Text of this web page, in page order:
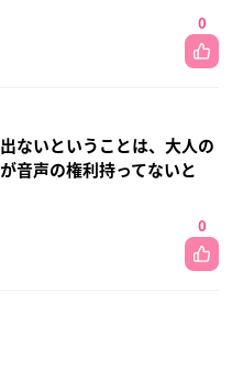
0
ないということは、大人の
音声の権利持ってないと
0